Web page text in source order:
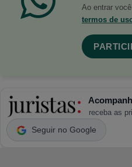
Ao entrar
termos de
receba as
Seguir no Google